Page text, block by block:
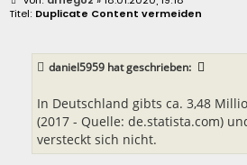
e
Duplicate Content vermeiden
daniel5959 hat geschrieben:
In Deutschland gibts ca. 3,48
(2017 - Quelle: de.statista.com)
versteckt sich nicht.